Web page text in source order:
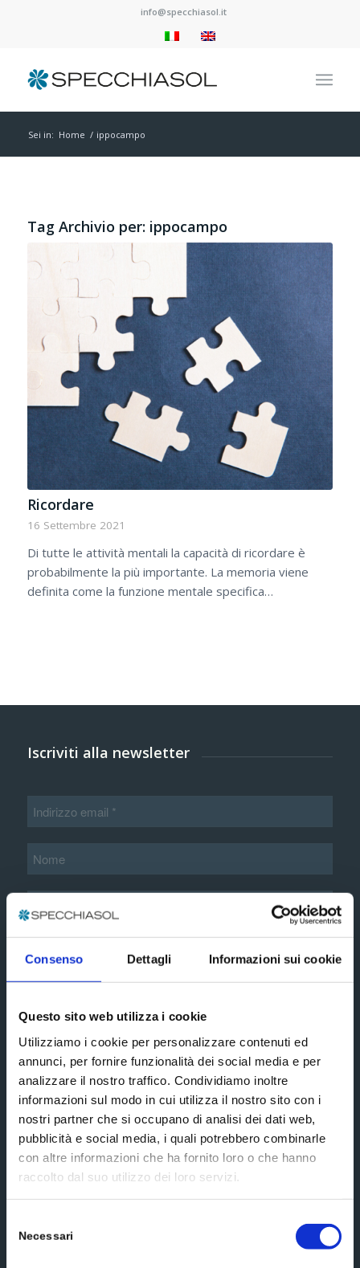
Consenso Dettagli Informazioni sui cookie
Questo sito web utilizza i cookie
Utilizziamo i cookie per personalizzare contenuti ed
annunci, per fornire funzionalità dei social media e per
analizzare il nostro traffico. Condividiamo inoltre
informazioni sul modo in cui utilizza il nostro sito con i
nostri partner che si occupano di analisi dei dati web,
pubblicità e social media, i quali potrebbero combinarle
con altre informazioni che ha fornito loro o che hanno
raccolto dal suo utilizzo dei loro servizi.
delNecessari
info@specchiasol.it
Sei in: Home / ippocampo
Tag Archivio per: ippocampo
Ricordare
16 Settembre 2021
Di tutte le attività mentali la capacità di ricordare è
probabilmente la più importante. La memoria viene
definita come la funzione mentale specifica…
Iscriviti alla newsletter
Accetto i termini e le condizioni esposte nella
informativa privacy estesa
Subscribe
Social media